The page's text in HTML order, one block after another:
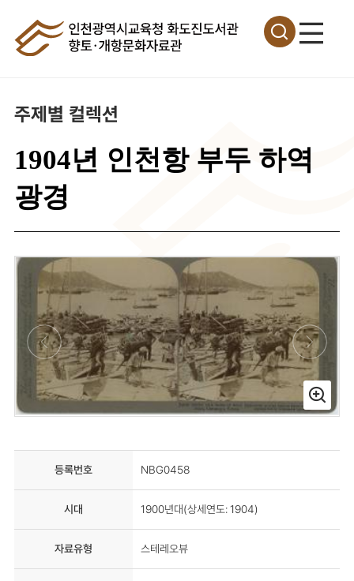
주제별 컬렉션
1904년 인천항 부두 하역
광경
미
지
확
대
등록번호 NBG0458
시대 1900년대(상세연도: 1904)
자료유형 스테레오뷰